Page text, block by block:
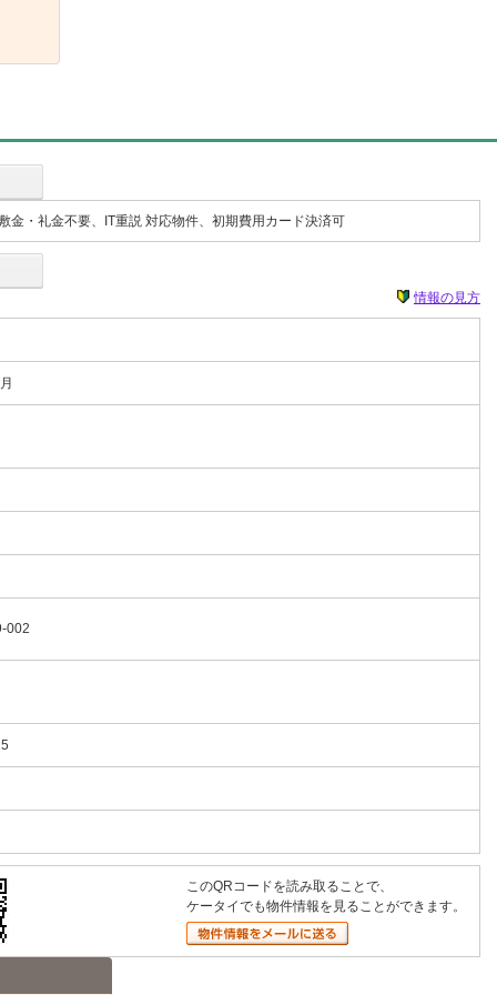
・礼金不要、IT重説 対応物件、初期費用カード決済可
情報の見方
002
このQRコードを読み取ることで、
ケータイでも物件情報を見ることができます。